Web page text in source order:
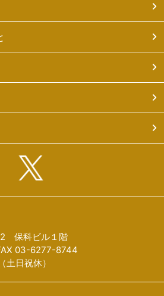
保科ビル１階
03-6277-8744
日祝休）